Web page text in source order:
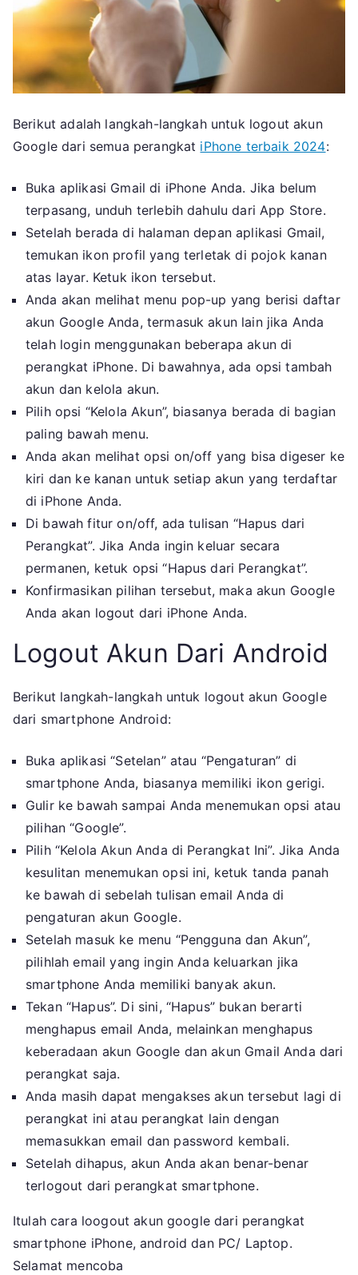
Berikut adalah langkah-langkah untuk logout akun
Google dari semua perangkat iPhone terbaik 2024:
Buka aplikasi Gmail di iPhone Anda. Jika belum
terpasang, unduh terlebih dahulu dari App Store.
Setelah berada di halaman depan aplikasi Gmail,
temukan ikon profil yang terletak di pojok kanan
atas layar. Ketuk ikon tersebut.
Anda akan melihat menu pop-up yang berisi daftar
akun Google Anda, termasuk akun lain jika Anda
telah login menggunakan beberapa akun di
perangkat iPhone. Di bawahnya, ada opsi tambah
akun dan kelola akun.
Pilih opsi “Kelola Akun”, biasanya berada di bagian
paling bawah menu.
Anda akan melihat opsi on/off yang bisa digeser ke
kiri dan ke kanan untuk setiap akun yang terdaftar
di iPhone Anda.
Di bawah fitur on/off, ada tulisan “Hapus dari
Perangkat”. Jika Anda ingin keluar secara
permanen, ketuk opsi “Hapus dari Perangkat”.
Konfirmasikan pilihan tersebut, maka akun Google
Anda akan logout dari iPhone Anda.
Logout Akun Dari Android
Berikut langkah-langkah untuk logout akun Google
dari smartphone Android:
Buka aplikasi “Setelan” atau “Pengaturan” di
smartphone Anda, biasanya memiliki ikon gerigi.
Gulir ke bawah sampai Anda menemukan opsi atau
pilihan “Google”.
Pilih “Kelola Akun Anda di Perangkat Ini”. Jika Anda
kesulitan menemukan opsi ini, ketuk tanda panah
ke bawah di sebelah tulisan email Anda di
pengaturan akun Google.
Setelah masuk ke menu “Pengguna dan Akun”,
pilihlah email yang ingin Anda keluarkan jika
smartphone Anda memiliki banyak akun.
Tekan “Hapus”. Di sini, “Hapus” bukan berarti
menghapus email Anda, melainkan menghapus
keberadaan akun Google dan akun Gmail Anda dari
perangkat saja.
Anda masih dapat mengakses akun tersebut lagi di
perangkat ini atau perangkat lain dengan
memasukkan email dan password kembali.
Setelah dihapus, akun Anda akan benar-benar
terlogout dari perangkat smartphone.
Itulah cara loogout akun google dari perangkat
smartphone iPhone, android dan PC/ Laptop.
Selamat mencoba